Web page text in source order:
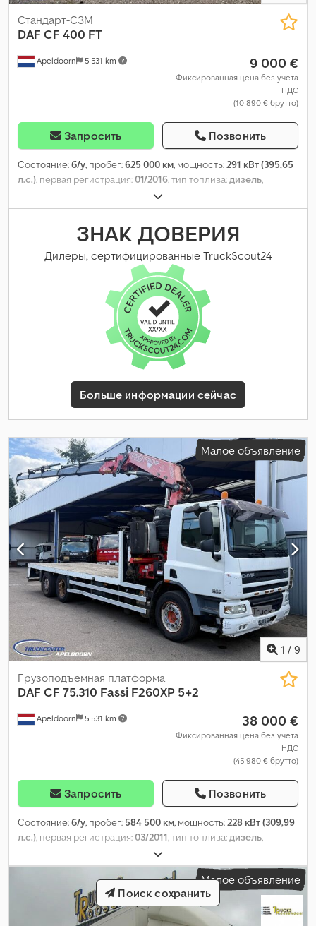
Apeldoorn 5 531 km
Стандарт-СЗМ
DAF CF 400 FT
9 000 €
Фиксированная цена без учета
НДС
(10 890 € брутто)
Запросить Позвонить
Состояние:б/у, пробег:625 000 км, мощность:291 кВт (395,65
л.с.), первая регистрация:01/2016, тип топлива:дизель,
, колесная база:
дизель, цвет:другое, кабина водителя:спальный отсек
, класс выбросов: Евро 6 , общая длина:5 920 мм
общая ширина:2 550 мм, допустимая нагрузка на ось (ось 1):
8 000 кг, допустимая нагрузка на ось (ось 2):11 500 кг, Год
ЗНАК ДОВЕРИЯ
Дилеры, сертифицированные TruckScout24
Больше информации сейчас
Малое объявление
1 / 9
Apeldoorn 5 531 km
Грузоподъемная платформа
DAF CF 75.310 Fassi F260XP 5+2
38 000 €
Фиксированная цена без учета
НДС
(45 980 € брутто)
Запросить Позвонить
Состояние:б/у, пробег: 584 500 км, мощность:228 кВт (309,99
л.с.), первая регистрация:03/2011, тип топлива:дизель,
, топливо:
водителя:дневная кабина, тип передачи:автоматический,
, Оборудование:ABS, гидроусилитель руля,
кран, электрорегулировка стекол, электрорегулируемое
Малое объявление
Поиск сохранить